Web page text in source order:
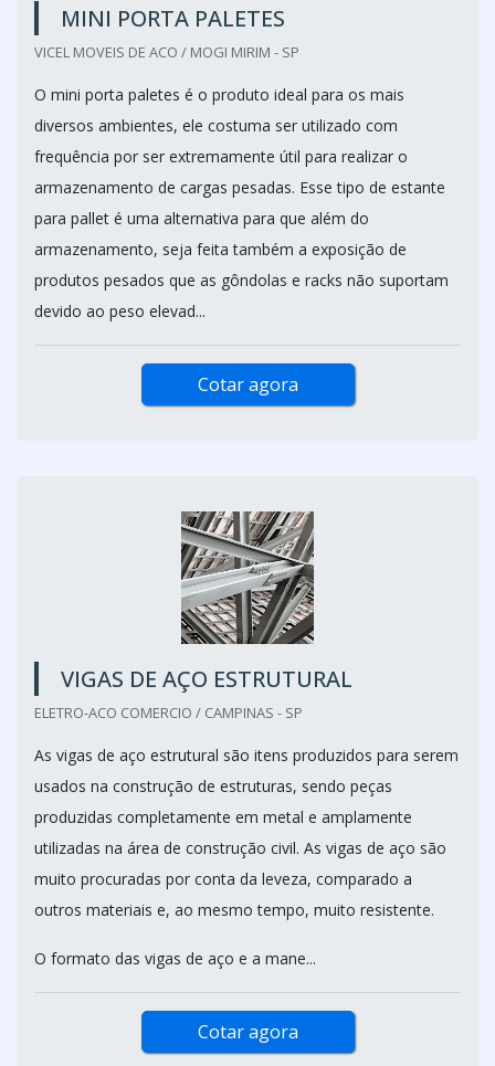
MINI PORTA PALETES
VICEL MOVEIS DE ACO / MOGI MIRIM - SP
O mini porta paletes é o produto ideal para os mais
diversos ambientes, ele costuma ser utilizado com
frequência por ser extremamente útil para realizar o
armazenamento de cargas pesadas. Esse tipo de estante
para pallet é uma alternativa para que além do
armazenamento, seja feita também a exposição de
produtos pesados que as gôndolas e racks não suportam
devido ao peso elevad...
Cotar agora
VIGAS DE AÇO ESTRUTURAL
ELETRO-ACO COMERCIO / CAMPINAS - SP
As vigas de aço estrutural são itens produzidos para serem
usados na construção de estruturas, sendo peças
produzidas completamente em metal e amplamente
utilizadas na área de construção civil. As vigas de aço são
muito procuradas por conta da leveza, comparado a
outros materiais e, ao mesmo tempo, muito resistente.
O formato das vigas de aço e a mane...
Cotar agora